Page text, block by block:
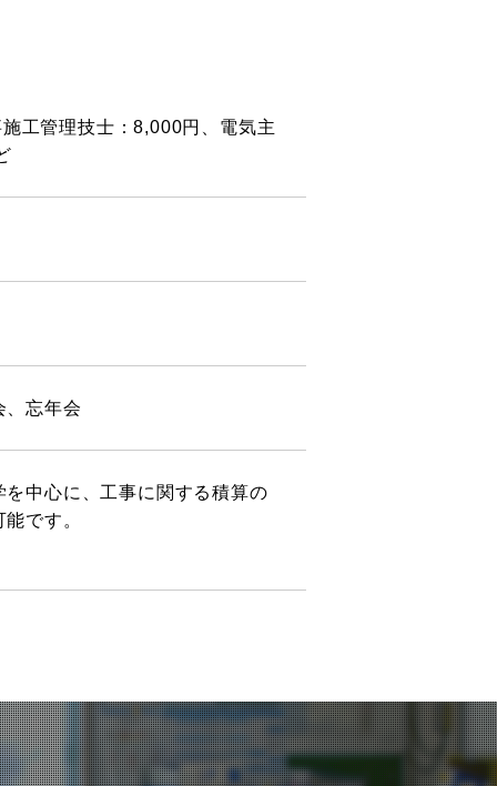
工管理技士：8,000円、電気主
、忘年会
中心に、工事に関する積算の
です。